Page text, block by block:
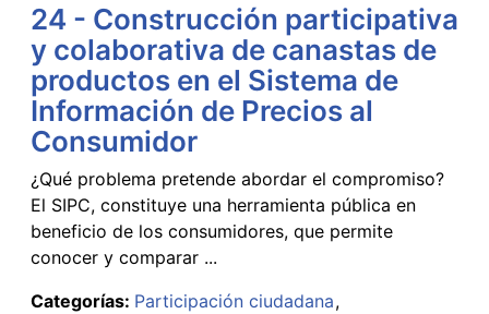
24 - Construcción participativa
y colaborativa de canastas de
productos en el Sistema de
Información de Precios al
Consumidor
¿Qué problema pretende abordar el compromiso?
El SIPC, constituye una herramienta pública en
beneficio de los consumidores, que permite
conocer y comparar ...
Categorías: Participación ciudadana